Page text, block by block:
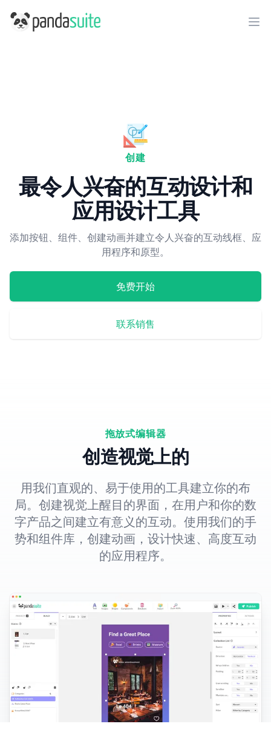
PandaSuite
创建
最令人兴奋的互动设计和
应用设计工具
添加按钮、组件、创建动画并建立令人兴奋的互动线框、应
用程序和原型。
免费开始
联系销售
拖放式编辑器
创造视觉上的
用我们直观的、易于使用的工具建立你的布
局。创建视觉上醒目的界面，在用户和你的数
字产品之间建立有意义的互动。使用我们的手
势和组件库，创建动画，设计快速、高度互动
的应用程序。